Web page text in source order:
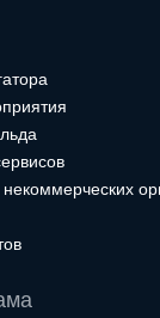
некоммерческих